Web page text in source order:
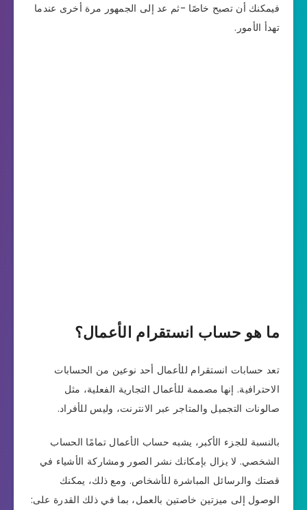
فيمكنك أن تصبح خاصًا -ثم عد إلى الجمهور مرة أخرى عندما
تهدأ الأمور.
ما هو حساب انستقرام الأعمال؟
تعد حسابات انستقرام للأعمال أحد نوعين من الحسابات
الاحترافية. إنها مصممة للأعمال التجارية الفعلية، مثل
صالونات التجميل والمتاجر عبر الانترنت، وليس للأفراد.
بالنسبة للجزء الأكبر، يشبه حساب الأعمال تمامًا الحساب
الشخصي. لا يزال بإمكانك نشر الصور ومشاركة الأشياء في
قصتك والرسائل المباشرة للأشخاص. ومع ذلك، يمكنك
الوصول إلى ميزتين خاصتين بالعمل، بما في ذلك القدرة على: